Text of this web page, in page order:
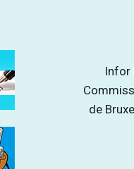
Infor
de